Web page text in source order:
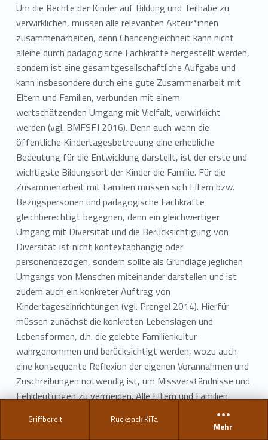
Griffbereit Rucksack KiTa
Mehr
Um die Rechte der Kinder auf Bildung und Teilhabe zu
verwirklichen, müssen alle relevanten Akteur*innen
zusammenarbeiten, denn Chancengleichheit kann nicht
alleine durch pädagogische Fachkräfte hergestellt werden,
sondern ist eine gesamtgesellschaftliche Aufgabe und
kann insbesondere durch eine gute Zusammenarbeit mit
Eltern und Familien, verbunden mit einem
wertschätzenden Umgang mit Vielfalt, verwirklicht
werden (vgl. BMFSFJ 2016). Denn auch wenn die
öffentliche Kindertagesbetreuung eine erhebliche
Bedeutung für die Entwicklung darstellt, ist der erste und
wichtigste Bildungsort der Kinder die Familie. Für die
Zusammenarbeit mit Familien müssen sich Eltern bzw.
Bezugspersonen und pädagogische Fachkräfte
gleichberechtigt begegnen, denn ein gleichwertiger
Umgang mit Diversität und die Berücksichtigung von
Diversität ist nicht kontextabhängig oder
personenbezogen, sondern sollte als Grundlage jeglichen
Umgangs von Menschen miteinander darstellen und ist
zudem auch ein konkreter Auftrag von
Kindertageseinrichtungen (vgl. Prengel 2014). Hierfür
müssen zunächst die konkreten Lebenslagen und
Lebensformen, d.h. die gelebte Familienkultur
wahrgenommen und berücksichtigt werden, wozu auch
eine konsequente Reflexion der eigenen Vorannahmen und
Zuschreibungen notwendig ist, um Missverständnisse und
Fehldeutungen zu vermeiden. Alle Eltern und Familien
bringen eine große Vielfalt mit, unterscheiden sich in
Sichtweisen, Erfahrungen und Lebenslagen, sind